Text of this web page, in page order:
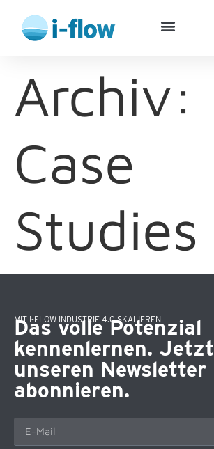
Archiv:
Case
Studies
MIT I-FLOW INDUSTRIE 4.0 SKALIEREN
Das volle Potenzial
kennenlernen. Jetzt
unseren Newsletter
abonnieren.